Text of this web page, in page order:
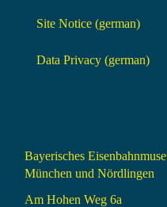
Site Notice (german)
Data Privacy (german)
Bayerisches
München und Nördlingen
Am Hohen Weg 6a